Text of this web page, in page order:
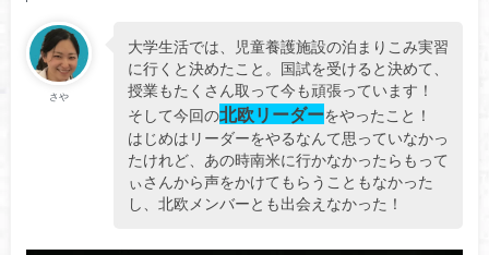
さや
大学生活では、児童養護施設の泊まりこみ実習
に行くと決めたこと。国試を受けると決めて、
授業もたくさん取って今も頑張っています！
そして今回の北欧リーダーをやったこと！
はじめはリーダーをやるなんて思っていなかっ
たけれど、あの時南米に行かなかったらもって
ぃさんから声をかけてもらうこともなかった
し、北欧メンバーとも出会えなかった！